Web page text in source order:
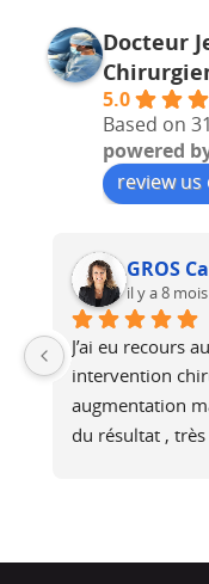
Docteur
5.0
Based on
powered
review us
GROS
il y a 8 mois
J’ai eu recours
intervention
augmentation
du résultat ,
été de très